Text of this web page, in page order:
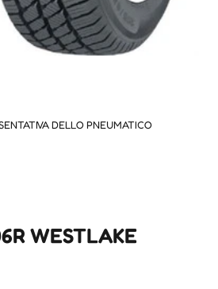
DELLO PNEUMATICO
WESTLAKE